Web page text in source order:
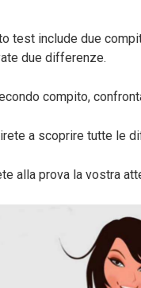
test include due
due differenze.
compito,
a scoprire tutte le
alla prova la vostra